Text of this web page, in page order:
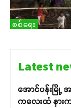
စစ်ရေး
Latest
အောင်ပန်းမ
ကလေးထံ နား